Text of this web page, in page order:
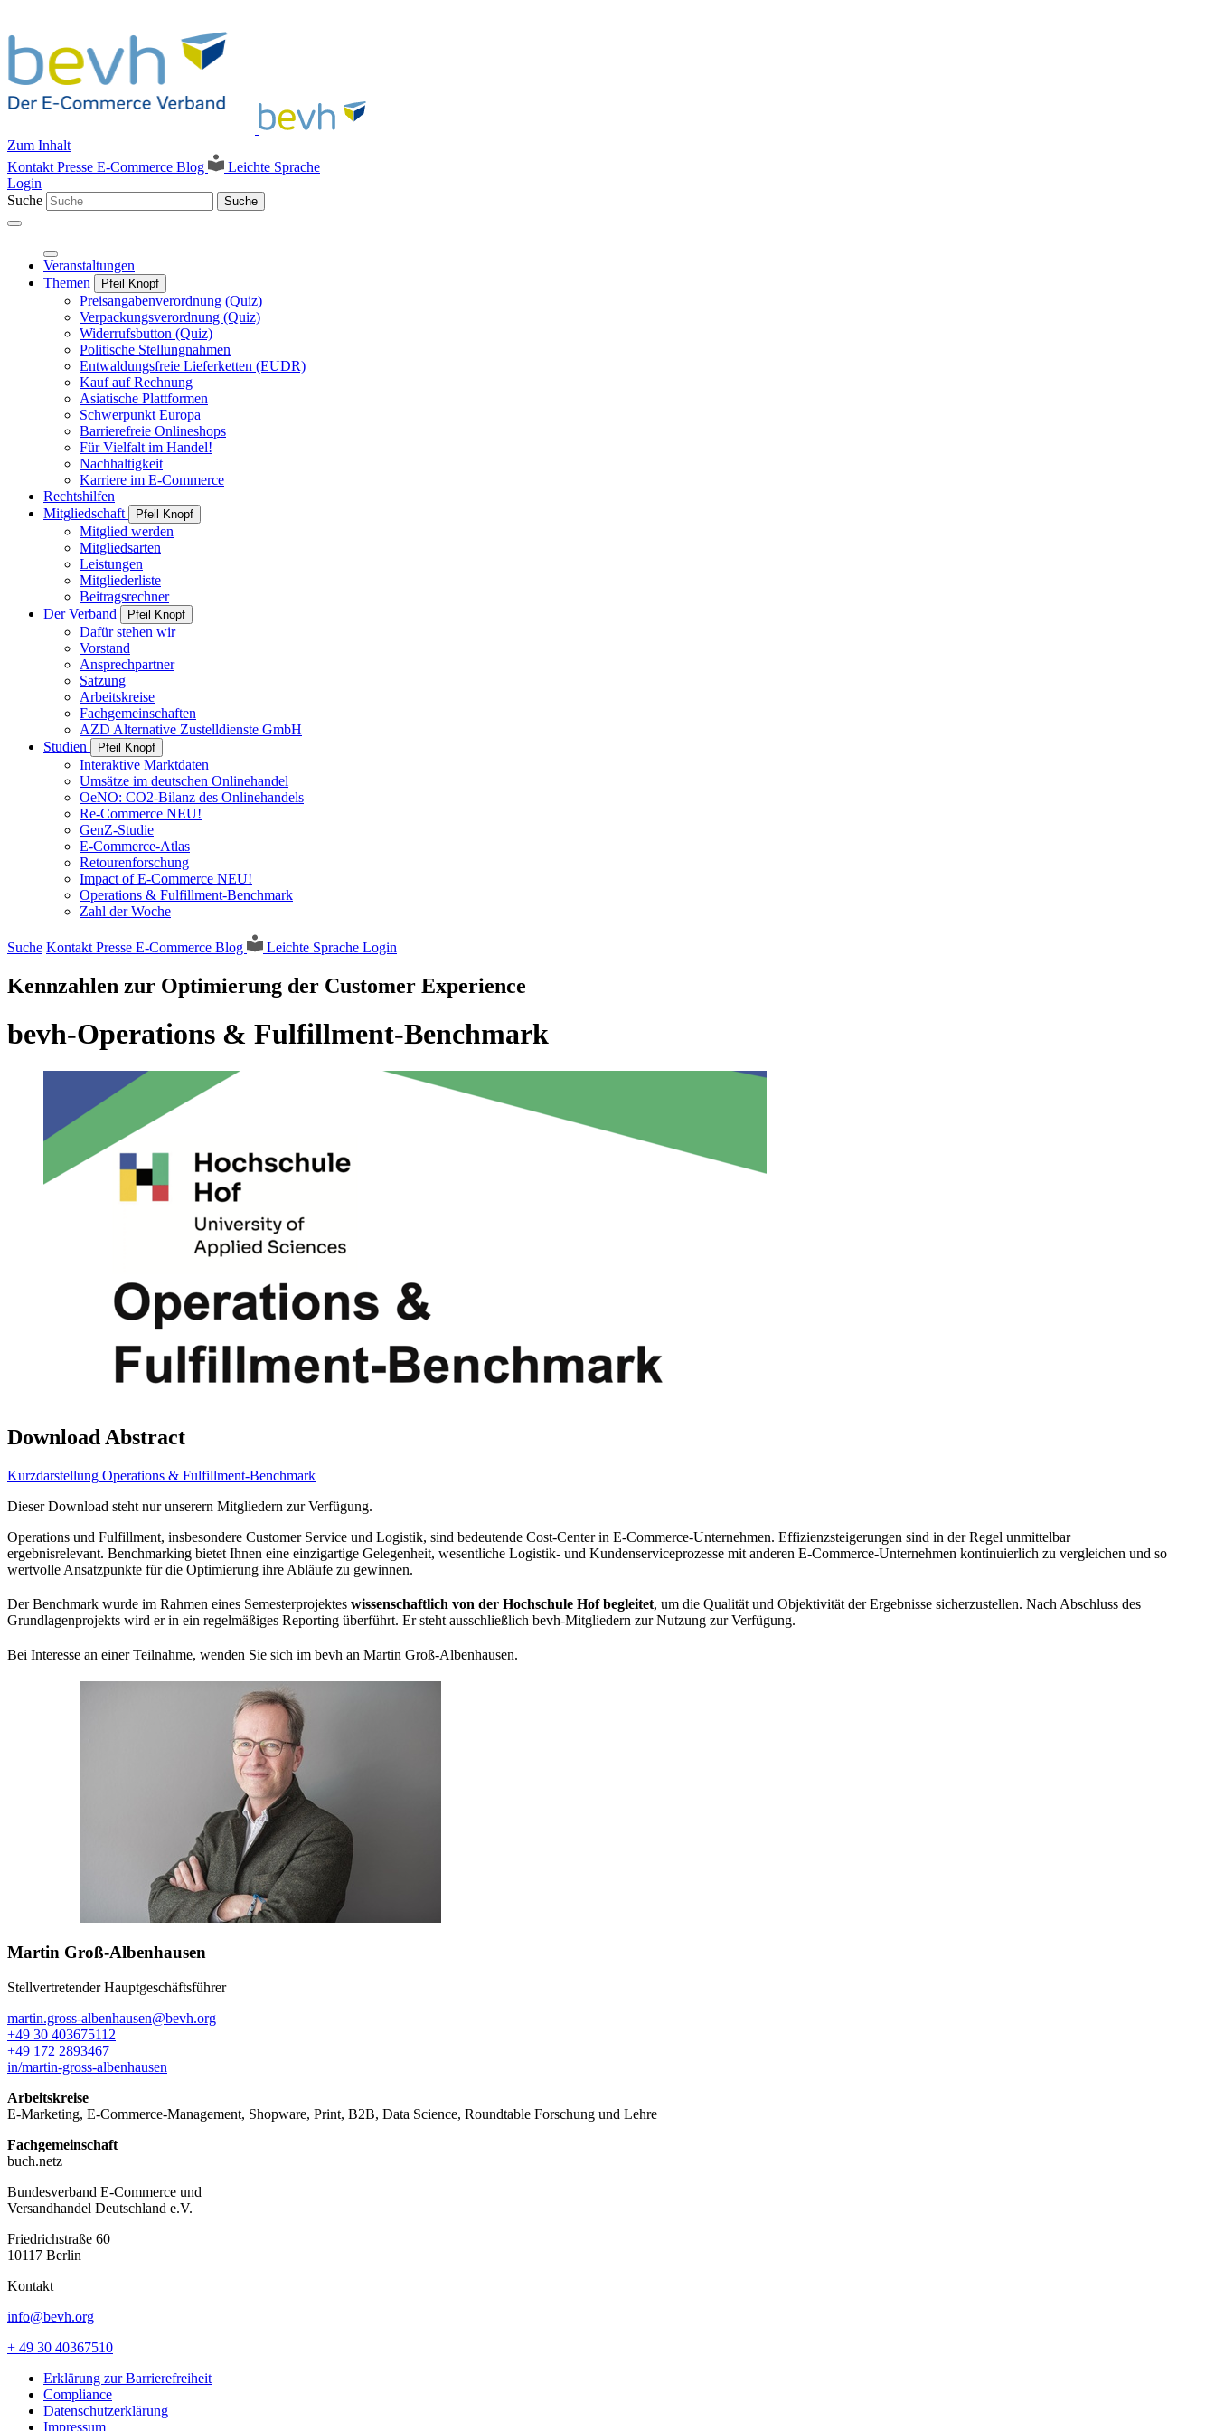
Zum Inhalt
Kontakt Presse E-Commerce Blog
Leichte Sprache
Login
Suche
Suche
Veranstaltungen
Themen
Pfeil Knopf
Preisangabenverordnung (Quiz)
Verpackungsverordnung (Quiz)
Widerrufsbutton (Quiz)
Politische Stellungnahmen
Entwaldungsfreie Lieferketten (EUDR)
Kauf auf Rechnung
Asiatische Plattformen
Schwerpunkt Europa
Barrierefreie Onlineshops
Für Vielfalt im Handel!
Nachhaltigkeit
Karriere im E-Commerce
Rechtshilfen
Mitgliedschaft
Pfeil Knopf
Mitglied werden
Mitgliedsarten
Leistungen
Mitgliederliste
Beitragsrechner
Der Verband
Pfeil Knopf
Dafür stehen wir
Vorstand
Ansprechpartner
Satzung
Arbeitskreise
Fachgemeinschaften
AZD Alternative Zustelldienste GmbH
Studien
Pfeil Knopf
Interaktive Marktdaten
Umsätze im deutschen Onlinehandel
OeNO: CO2-Bilanz des Onlinehandels
Re-Commerce NEU!
GenZ-Studie
E-Commerce-Atlas
Retourenforschung
Impact of E-Commerce NEU!
Operations & Fulfillment-Benchmark
Zahl der Woche
Suche Kontakt Presse E-Commerce Blog Leichte Sprache Login
Kennzahlen zur Optimierung der Customer Experience
bevh-Operations & Fulfillment-Benchmark
Download Abstract
Kurzdarstellung Operations & Fulfillment-Benchmark
Dieser Download steht nur unserern Mitgliedern zur Verfügung.
Operations und Fulfillment, insbesondere Customer Service und Logistik, sind bedeutende Cost-Center in E-Commerce-Unternehmen. Effizienzsteigerungen sind in der Regel unmittelbar
ergebnisrelevant. Benchmarking bietet Ihnen eine einzigartige Gelegenheit, wesentliche Logistik- und Kundenserviceprozesse mit anderen E-Commerce-Unternehmen kontinuierlich zu vergleichen und so
wertvolle Ansatzpunkte für die Optimierung ihre Abläufe zu gewinnen.
Der Benchmark wurde im Rahmen eines Semesterprojektes wissenschaftlich von der Hochschule Hof begleitet, um die Qualität und Objektivität der Ergebnisse sicherzustellen. Nach Abschluss des
Grundlagenprojekts wird er in ein regelmäßiges Reporting überführt. Er steht ausschließlich bevh-Mitgliedern zur Nutzung zur Verfügung.
Bei Interesse an einer Teilnahme, wenden Sie sich im bevh an Martin Groß-Albenhausen.
Martin Groß-Albenhausen
Stellvertretender Hauptgeschäftsführer
martin.gross-albenhausen@bevh.org
+49 30 403675112
+49 172 2893467
in/martin-gross-albenhausen
Arbeitskreise
E-Marketing, E-Commerce-Management, Shopware, Print, B2B, Data Science, Roundtable Forschung und Lehre
Fachgemeinschaft
buch.netz
Bundesverband E-Commerce und
Versandhandel Deutschland e.V.
Friedrichstraße 60
10117 Berlin
Kontakt
info@bevh.org
+ 49 30 40367510
Erklärung zur Barrierefreiheit
Compliance
Datenschutzerklärung
Impressum